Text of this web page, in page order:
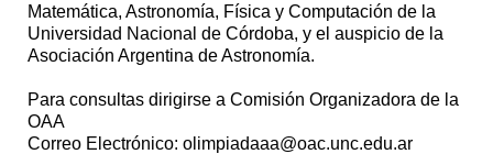
Matemática, Astronomía, Física y Computación de la
Universidad Nacional de Córdoba, y el auspicio de la
Asociación Argentina de Astronomía.
Para consultas dirigirse a Comisión Organizadora de la
OAA
Correo Electrónico: olimpiadaaa@oac.unc.edu.ar